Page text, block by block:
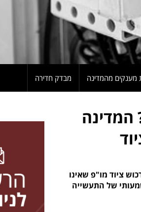
מענקים מהמדינה מבדק חדירה
המדינה
ציוד מו"פ שאינו
של התעשייה